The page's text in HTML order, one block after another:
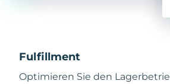
Fulfillment
Optimieren Sie den